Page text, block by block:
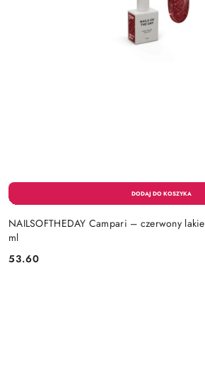
NAILSOFTHEDAY Campari – czerwony
ml
Cena:
53.60